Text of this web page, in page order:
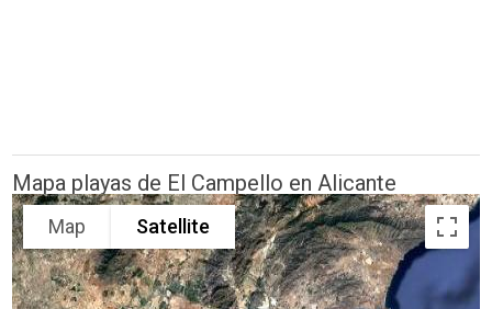
Mapa playas de El Campello en Alicante
Map Satellite